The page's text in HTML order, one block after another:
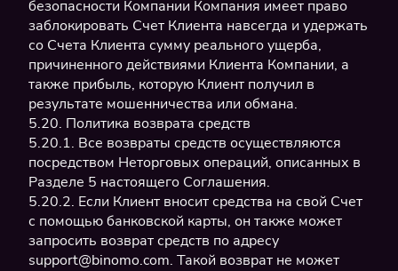
безопасности Компании Компания имеет право
заблокировать Счет Клиента навсегда и удержать
со Счета Клиента сумму реального ущерба,
причиненного действиями Клиента Компании, а
также прибыль, которую Клиент получил в
результате мошенничества или обмана.
5.20. Политика возврата средств
5.20.1. Все возвраты средств осуществляются
посредством Неторговых операций, описанных в
Разделе 5 настоящего Соглашения.
5.20.2. Если Клиент вносит средства на свой Счет
с помощью банковской карты, он также может
запросить возврат средств по адресу
support@binomo.com. Такой возврат не может